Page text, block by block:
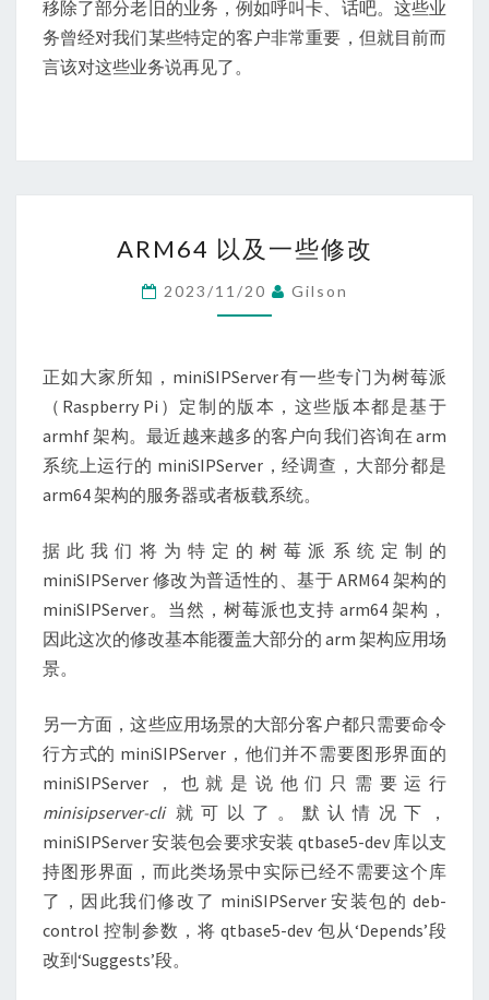
移除了部分老旧的业务，例如呼叫卡、话吧。这些业
务曾经对我们某些特定的客户非常重要，但就目前而
言该对这些业务说再见了。
以
及
一
修
改
ARM64 以及一些修改
2023/11/20 Gilson
正如大家所知，miniSIPServer有一些专门为树莓派
（Raspberry Pi）定制的版本，这些版本都是基于
armhf 架构。最近越来越多的客户向我们咨询在 arm
系统上运行的 miniSIPServer，经调查，大部分都是
arm64 架构的服务器或者板载系统。
据此我们将为特定的树莓派系统定制的
miniSIPServer 修改为普适性的、基于 ARM64 架构的
miniSIPServer。当然，树莓派也支持 arm64 架构，
因此这次的修改基本能覆盖大部分的 arm 架构应用场
景。
另一方面，这些应用场景的大部分客户都只需要命令
行方式的 miniSIPServer，他们并不需要图形界面的
miniSIPServer，也就是说他们只需要运行
minisipserver-cli就可以了。默认情况下，
miniSIPServer 安装包会要求安装 qtbase5-dev 库以支
持图形界面，而此类场景中实际已经不需要这个库
了，因此我们修改了 miniSIPServer 安装包的 deb-
control 控制参数，将 qtbase5-dev 包从‘Depends’段
改到‘Suggests’段。